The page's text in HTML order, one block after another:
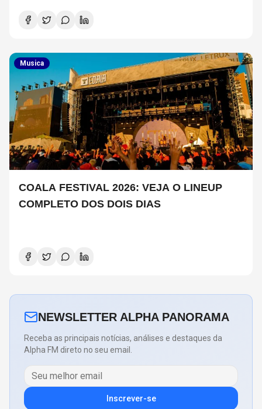
Musica
COALA FESTIVAL 2026: VEJA O LINEUP
COMPLETO DOS DOIS DIAS
NEWSLETTER ALPHA PANORAMA
Receba as principais notícias, análises e destaques da
Alpha FM direto no seu email.
Inscrever-se